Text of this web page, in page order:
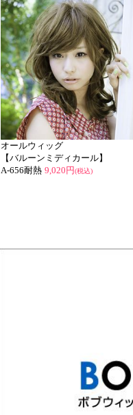
オールウィッグ
【バルーンミディカール】
A-656耐熱 9,020円(税込)